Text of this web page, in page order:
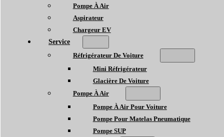
Pompe À Air
Aspirateur
Chargeur EV
Service
Réfrigérateur De Voiture
Mini Réfrigérateur
Glacière De Voiture
Pompe À Air
Pompe À Air Pour Voiture
Pompe Pour Matelas Pneumatique
Pompe SUP